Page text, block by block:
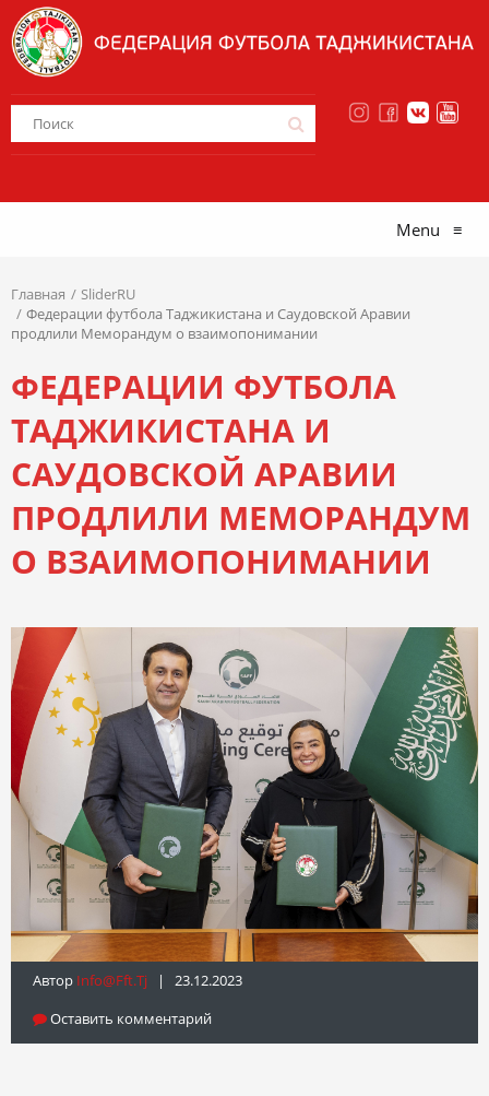
Menu ≡
Главная
SliderRU
Федерации футбола Таджикистана и Саудовской Аравии
продлили Меморандум о взаимопонимании
ФЕДЕРАЦИИ ФУТБОЛА
ТАДЖИКИСТАНА И
САУДОВСКОЙ АРАВИИ
ПРОДЛИЛИ МЕМОРАНДУМ
О ВЗАИМОПОНИМАНИИ
Автор Info@fft.tj | 23.12.2023
Оставить комментарий